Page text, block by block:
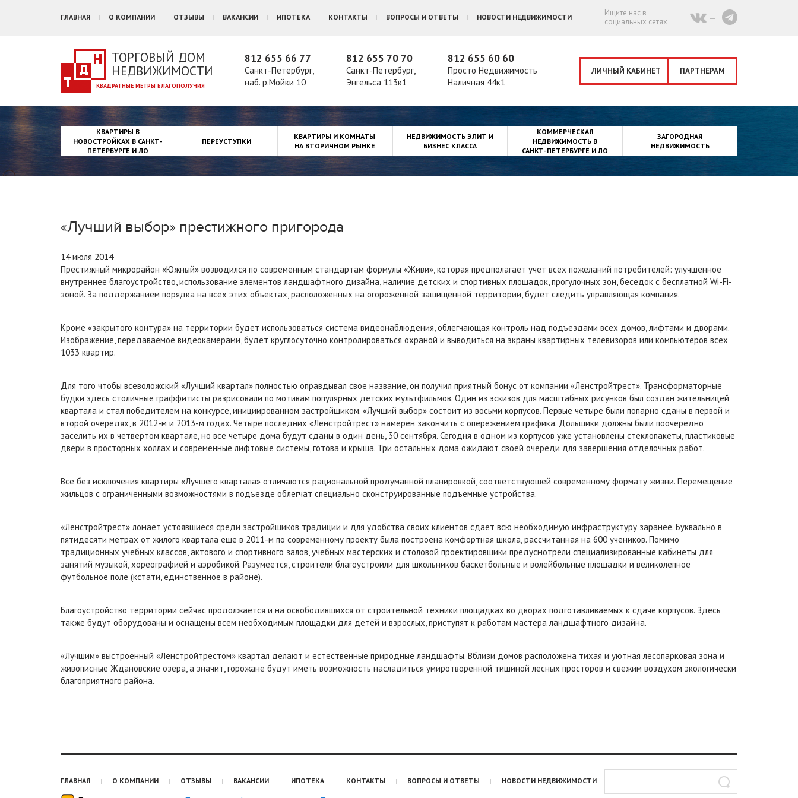
ГЛАВНАЯ О КОМПАНИИ ОТЗЫВЫ ВАКАНСИИ ИПОТЕКА КОНТАКТЫ ВОПРОСЫ И ОТВЕТЫ НОВОСТИ НЕДВИЖИМОСТИ
Ищите нас в
социальных сетях
ТОРГОВЫЙ ДОМ
НЕДВИЖИМОСТИ
812 655 66 77
Санкт-Петербург,
наб. р.Мойки 10
812 655 70 70
Санкт-Петербург,
Энгельса 113к1
812 655 60 60
Просто Недвижимость
Наличная 44к1
ЛИЧНЫЙ КАБИНЕТ ПАРТНЕРАМ
КВАРТИРЫ В
НОВОСТРОЙКАХ В САНКТ-
ПЕТЕРБУРГЕ И ЛО
ПЕРЕУСТУПКИ
КВАРТИРЫ И КОМНАТЫ
НА ВТОРИЧНОМ РЫНКЕ
НЕДВИЖИМОСТЬ ЭЛИТ И
БИЗНЕС КЛАССА
КОММЕРЧЕСКАЯ
НЕДВИЖИМОСТЬ В
САНКТ-ПЕТЕРБУРГЕ И ЛО
ЗАГОРОДНАЯ
НЕДВИЖИМОСТЬ
«Лучший выбор» престижного пригорода
14 июля 2014
Престижный микрорайон «Южный» возводился по современным стандартам формулы «Живи», которая предполагает учет всех пожеланий потребителей: улучшенное
внутреннее благоустройство, использование элементов ландшафтного дизайна, наличие детских и спортивных площадок, прогулочных зон, беседок с бесплатной Wi-Fi-
зоной. За поддержанием порядка на всех этих объектах, расположенных на огороженной защищенной территории, будет следить управляющая компания.
Кроме «закрытого контура» на территории будет использоваться система видеонаблюдения, облегчающая контроль над подъездами всех домов, лифтами и дворами.
Изображение, передаваемое видеокамерами, будет круглосуточно контролироваться охраной и выводиться на экраны квартирных телевизоров или компьютеров всех
1033 квартир.
Для того чтобы всеволожский «Лучший квартал» полностью оправдывал свое название, он получил приятный бонус от компании «Ленстройтрест». Трансформаторные
будки здесь столичные граффитисты разрисовали по мотивам популярных детских мультфильмов. Один из эскизов для масштабных рисунков был создан жительницей
квартала и стал победителем на конкурсе, инициированном застройщиком. «Лучший выбор» состоит из восьми корпусов. Первые четыре были попарно сданы в первой и
второй очередях, в 2012-м и 2013-м годах. Четыре последних «Ленстройтрест» намерен закончить с опережением графика. Дольщики должны были поочередно
заселить их в четвертом квартале, но все четыре дома будут сданы в один день, 30 сентября. Сегодня в одном из корпусов уже установлены стеклопакеты, пластиковые
двери в просторных холлах и современные лифтовые системы, готова и крыша. Три остальных дома ожидают своей очереди для завершения отделочных работ.
Все без исключения квартиры «Лучшего квартала» отличаются рациональной продуманной планировкой, соответствующей современному формату жизни. Перемещение
жильцов с ограниченными возможностями в подъезде облегчат специально сконструированные подъемные устройства.
«Ленстройтрест» ломает устоявшиеся среди застройщиков традиции и для удобства своих клиентов сдает всю необходимую инфраструктуру заранее. Буквально в
пятидесяти метрах от жилого квартала еще в 2011-м по современному проекту была построена комфортная школа, рассчитанная на 600 учеников. Помимо
традиционных учебных классов, актового и спортивного залов, учебных мастерских и столовой проектировщики предусмотрели специализированные кабинеты для
занятий музыкой, хореографией и аэробикой. Разумеется, строители благоустроили для школьников баскетбольные и волейбольные площадки и великолепное
футбольное поле (кстати, единственное в районе).
Благоустройство территории сейчас продолжается и на освободившихся от строительной техники площадках во дворах подготавливаемых к сдаче корпусов. Здесь
также будут оборудованы и оснащены всем необходимым площадки для детей и взрослых, приступят к работам мастера ландшафтного дизайна.
«Лучшим» выстроенный «Ленстройтрестом» квартал делают и естественные природные ландшафты. Вблизи домов расположена тихая и уютная лесопарковая зона и
живописные Ждановские озера, а значит, горожане будут иметь возможность насладиться умиротворенной тишиной лесных просторов и свежим воздухом экологически
благоприятного района.
ГЛАВНАЯ О КОМПАНИИ ОТЗЫВЫ ВАКАНСИИ ИПОТЕКА КОНТАКТЫ ВОПРОСЫ И ОТВЕТЫ НОВОСТИ НЕДВИЖИМОСТИ